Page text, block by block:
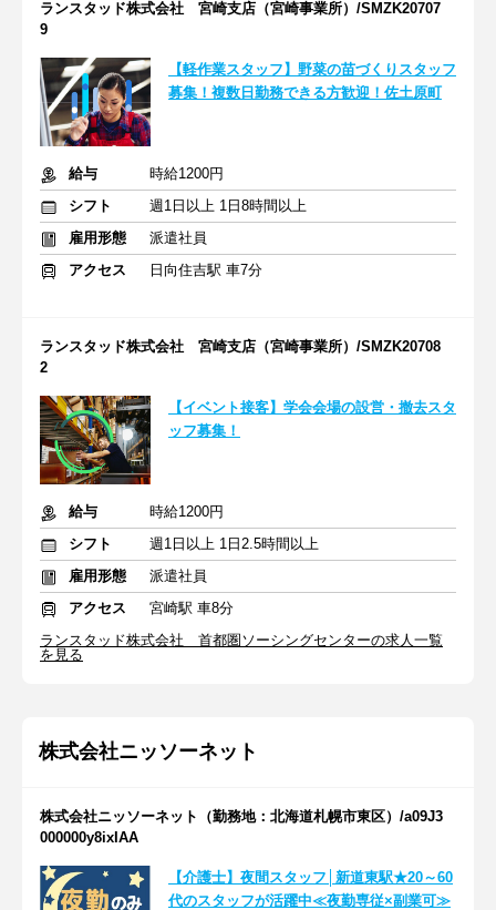
ランスタッド株式会社 宮崎支店（宮崎事業所）/SMZK20707
9
【軽作業スタッフ】野菜の苗づくりスタッフ
募集！複数日勤務できる方歓迎！佐土原町
給与
時給1200円
シフト
週1日以上 1日8時間以上
雇用形態
派遣社員
アクセス
日向住吉駅 車7分
ランスタッド株式会社 宮崎支店（宮崎事業所）/SMZK20708
2
【イベント接客】学会会場の設営・撤去スタ
ッフ募集！
給与
時給1200円
シフト
週1日以上 1日2.5時間以上
雇用形態
派遣社員
アクセス
宮崎駅 車8分
ランスタッド株式会社 首都圏ソーシングセンターの求人一覧
を見る
株式会社ニッソーネット
株式会社ニッソーネット（勤務地：北海道札幌市東区）/a09J3
000000y8ixIAA
【介護士】夜間スタッフ│新道東駅★20～60
代のスタッフが活躍中≪夜勤専従×副業可≫